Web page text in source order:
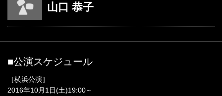
山口 恭子
■公演スケジュール
［横浜公演］
2016年10月1日(土)19:00～